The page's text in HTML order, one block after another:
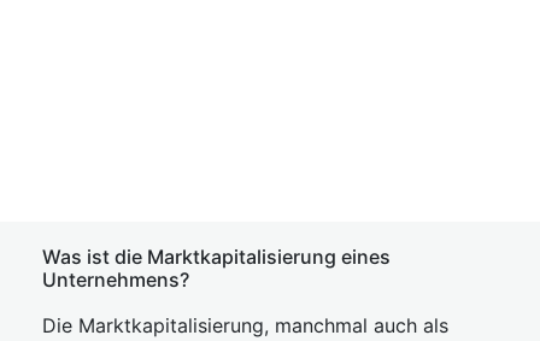
Was ist die Marktkapitalisierung eines
Unternehmens?
Die Marktkapitalisierung, manchmal auch als